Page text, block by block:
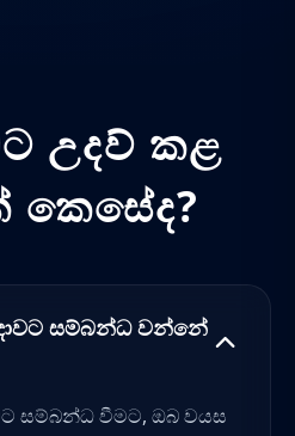
උදව් කළ
කෙසේද?
සම්බන්ධ වන්නේ
සම්බන්ධ වීමට, ඔබ වයස